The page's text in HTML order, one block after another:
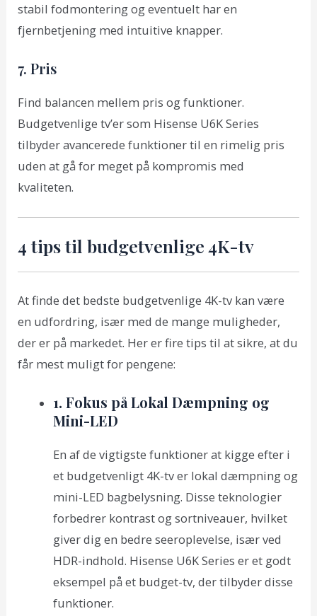
stabil fodmontering og eventuelt har en
fjernbetjening med intuitive knapper.
7. Pris
Find balancen mellem pris og funktioner.
Budgetvenlige tv’er som Hisense U6K Series
tilbyder avancerede funktioner til en rimelig pris
uden at gå for meget på kompromis med
kvaliteten.
4 tips til budgetvenlige 4K-tv
At finde det bedste budgetvenlige 4K-tv kan være
en udfordring, især med de mange muligheder,
der er på markedet. Her er fire tips til at sikre, at du
får mest muligt for pengene:
1. Fokus på Lokal Dæmpning og
Mini-LED
En af de vigtigste funktioner at kigge efter i
et budgetvenligt 4K-tv er lokal dæmpning og
mini-LED bagbelysning. Disse teknologier
forbedrer kontrast og sortniveauer, hvilket
giver dig en bedre seeroplevelse, især ved
HDR-indhold. Hisense U6K Series er et godt
eksempel på et budget-tv, der tilbyder disse
funktioner.